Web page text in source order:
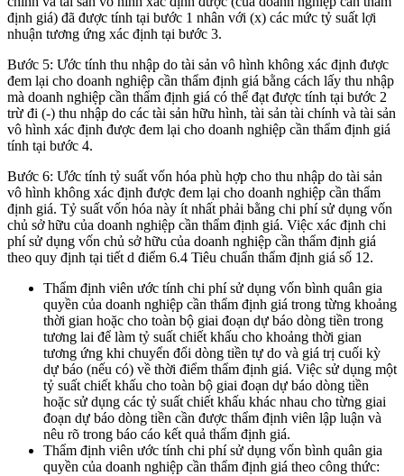
định giá) đã được tính tại bước 1 nhân với (x) các mức tỷ suất lợi
nhuận tương ứng xác định tại bước 3.
Bước 5: Ước tính thu nhập do tài sản vô hình không xác định được
đem lại cho doanh nghiệp cần thẩm định giá bằng cách lấy thu nhập
mà doanh nghiệp cần thẩm định giá có thể đạt được tính tại bước 2
trừ đi (-) thu nhập do các tài sản hữu hình, tài sản tài chính và tài sản
vô hình xác định được đem lại cho doanh nghiệp cần thẩm định giá
tính tại bước 4.
Bước 6: Ước tính tỷ suất vốn hóa phù hợp cho thu nhập do tài sản
vô hình không xác định được đem lại cho doanh nghiệp cần thẩm
định giá. Tỷ suất vốn hóa này ít nhất phải bằng chi phí sử dụng vốn
chủ sở hữu của doanh nghiệp cần thẩm định giá. Việc xác định chi
phí sử dụng vốn chủ sở hữu của doanh nghiệp cần thẩm định giá
theo quy định tại tiết d điểm 6.4 Tiêu chuẩn thẩm định giá số 12.
Thẩm định viên ước tính chi phí sử dụng vốn bình quân gia
quyền của doanh nghiệp cần thẩm định giá trong từng khoảng
thời gian hoặc cho toàn bộ giai đoạn dự báo dòng tiền trong
tương lai để làm tỷ suất chiết khấu cho khoảng thời gian
tương ứng khi chuyển đổi dòng tiền tự do và giá trị cuối kỳ
dự báo (nếu có) về thời điểm thẩm định giá. Việc sử dụng một
tỷ suất chiết khấu cho toàn bộ giai đoạn dự báo dòng tiền
hoặc sử dụng các tỷ suất chiết khấu khác nhau cho từng giai
đoạn dự báo dòng tiền cần được thẩm định viên lập luận và
nêu rõ trong báo cáo kết quả thẩm định giá.
Thẩm định viên ước tính chi phí sử dụng vốn bình quân gia
quyền của doanh nghiệp cần thẩm định giá theo công thức: